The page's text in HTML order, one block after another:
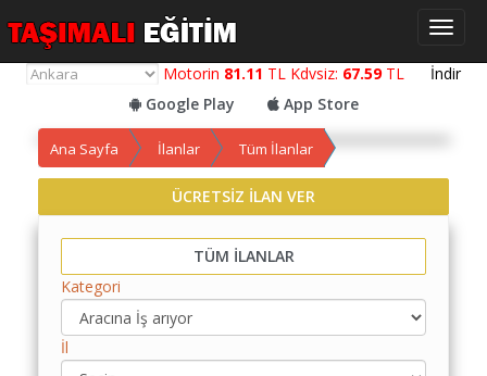
Motorin 81.11 TL Kdvsiz: 67.59TL İndir
Google Play
App Store
Yol
Maliyet
Yemek
Maliyet
Hesaplama
Ana Sayfa İlanlar Tüm İlanlar
ÜCRETSİZ İLAN VER
TÜM İLANLAR
Kategori
İl